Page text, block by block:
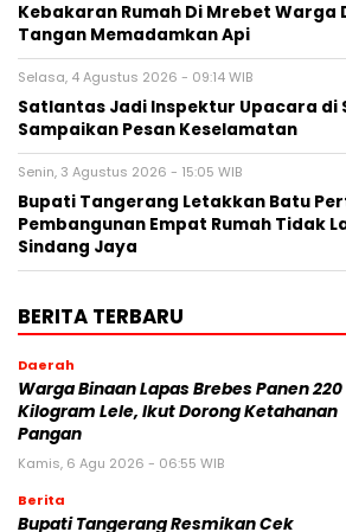
Kebakaran Rumah Di Mrebet Warga
Tangan Memadamkan Api
Selasa, 4 Agustus 2026 - 09:14 WIB
Satlantas Jadi Inspektur Upacara di
Sampaikan Pesan Keselamatan
Senin, 3 Agustus 2026 - 15:05 WIB
Bupati Tangerang Letakkan Batu
Pembangunan Empat Rumah Tidak
Sindang Jaya
BERITA TERBARU
Daerah
Warga Binaan Lapas Brebes Panen 220
Kilogram Lele, Ikut Dorong Ketahanan
Pangan
Kamis, 6 Agu 2026 - 06:55 WIB
Berita
‎Bupati Tangerang Resmikan Cek